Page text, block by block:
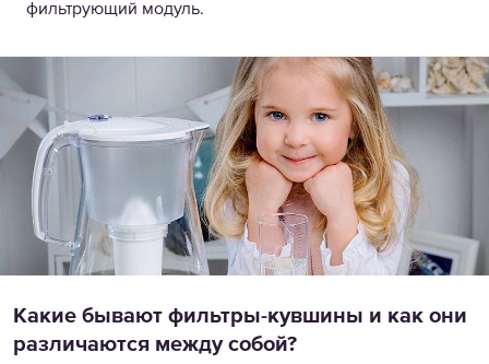
фильтрующий модуль.
Какие бывают фильтры-кувшины и как они
различаются между собой?